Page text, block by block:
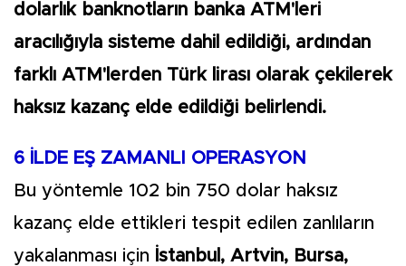
dolarlık banknotların banka ATM'leri
aracılığıyla sisteme dahil edildiği, ardından
farklı ATM'lerden Türk lirası olarak çekilerek
haksız kazanç elde edildiği belirlendi.
6 İLDE EŞ ZAMANLI OPERASYON
Bu yöntemle 102 bin 750 dolar haksız
kazanç elde ettikleri tespit edilen zanlıların
yakalanması için İstanbul, Artvin, Bursa,